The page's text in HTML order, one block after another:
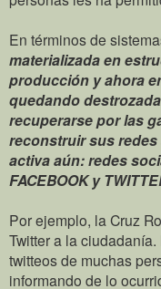
En términos de
materializada en
producción y ahora
quedando
recuperarse por las
reconstruir sus
activa aún: redes
FACEBOOK y
Por ejemplo, la Cruz
Twitter a la
twitteos de muchas
informando de lo